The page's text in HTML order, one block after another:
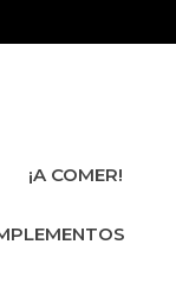
¡A COMER!